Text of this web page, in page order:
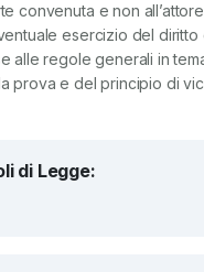
convenuta e non
esercizio del
alle regole generali in
prova e del principio di
di Legge: